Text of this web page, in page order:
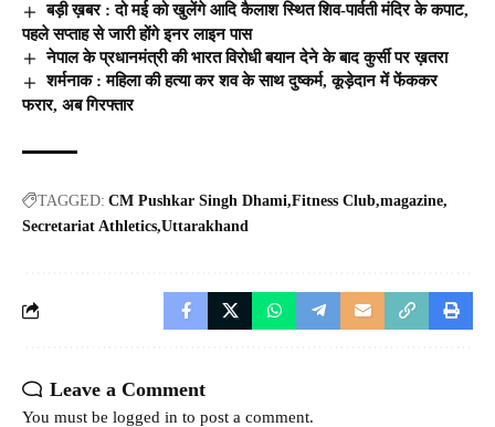
बड़ी ख़बर : दो मई को खुलेंगे आदि कैलाश स्थित शिव-पार्वती मंदिर के कपाट,
पहले सप्ताह से जारी होंगे इनर लाइन पास
नेपाल के प्रधानमंत्री की भारत विरोधी बयान देने के बाद कुर्सी पर ख़तरा
शर्मनाक : महिला की हत्या कर शव के साथ दुष्कर्म, कूड़ेदान में फेंककर
फरार, अब गिरफ्तार
TAGGED: CM Pushkar Singh Dhami Fitness Club magazine
Secretariat Athletics Uttarakhand
Leave a Comment
You must be logged in to post a comment.